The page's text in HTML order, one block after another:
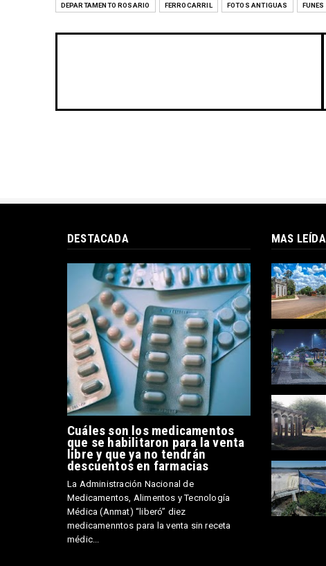
DEPARTAMENTO ROSARIO FERROCARRIL FOTOS ANTIGUAS FUNES
DESTACADA
Cuáles son los medicamentos
que se habilitaron para la venta
libre y que ya no tendrán
descuentos en farmacias
La Administración Nacional de
Medicamentos, Alimentos y Tecnología
Médica (Anmat) “liberó” diez
medicamenntos para la venta sin receta
médic...
MAS